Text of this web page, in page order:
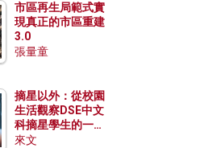
市區再生局範式實
現真正的市區重建
3.0
張量童
摘星以外：從校園
生活觀察DSE中文
科摘星學生的一點
特質
來文